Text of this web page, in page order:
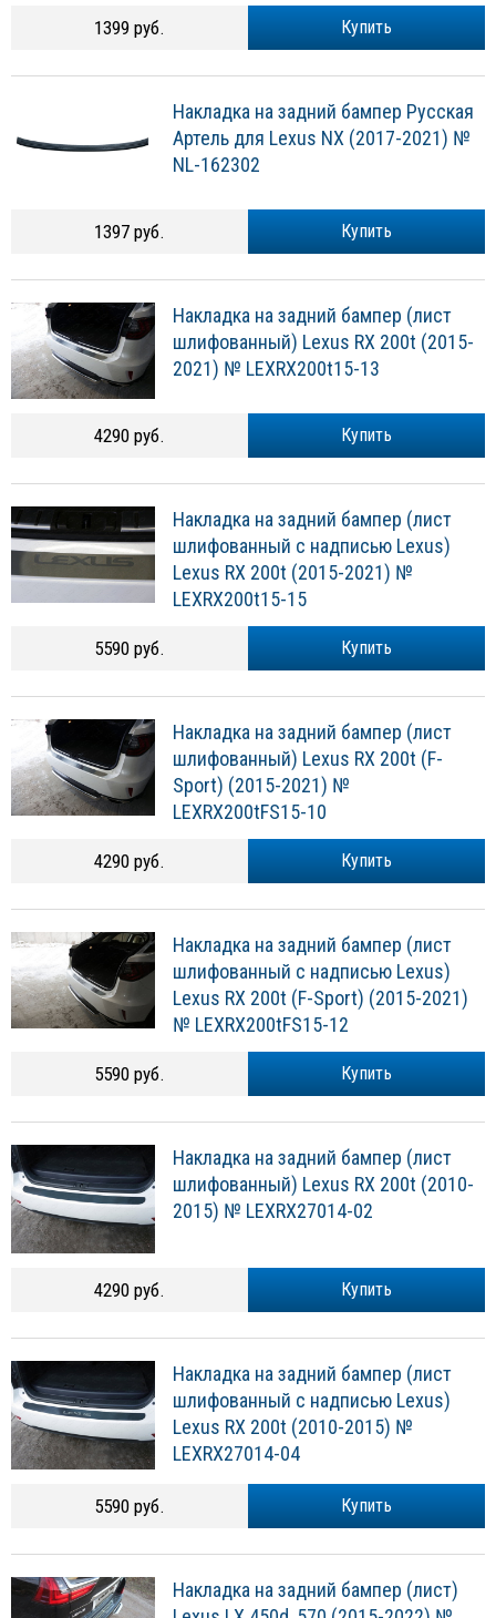
Купить
1399 руб.
Накладка на задний бампер Русская
Артель для Lexus NX (2017-2021) №
NL-162302
Купить
1397 руб.
Накладка на задний бампер (лист
шлифованный) Lexus RX 200t (2015-
2021) № LEXRX200t15-13
Купить
4290 руб.
Накладка на задний бампер (лист
шлифованный с надписью Lexus)
Lexus RX 200t (2015-2021) №
LEXRX200t15-15
Купить
5590 руб.
Накладка на задний бампер (лист
шлифованный) Lexus RX 200t (F-
Sport) (2015-2021) №
LEXRX200tFS15-10
Купить
4290 руб.
Накладка на задний бампер (лист
шлифованный с надписью Lexus)
Lexus RX 200t (F-Sport) (2015-2021)
№ LEXRX200tFS15-12
Купить
5590 руб.
Накладка на задний бампер (лист
шлифованный) Lexus RX 200t (2010-
2015) № LEXRX27014-02
Купить
4290 руб.
Накладка на задний бампер (лист
шлифованный с надписью Lexus)
Lexus RX 200t (2010-2015) №
LEXRX27014-04
Купить
5590 руб.
Накладка на задний бампер (лист)